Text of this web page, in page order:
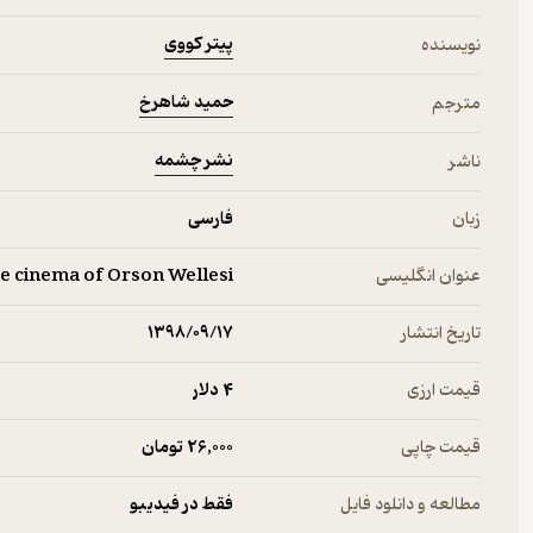
باشد.» پایدارترین جنبه‌ی زندگی حرفه‌یی اُرسن ولز همین
نویسنده پیتر کووی
مترجم حمید شاهرخ
ناشر نشر چشمه
زبان فارسی
عنوان انگلیسی cinema of Orson Wellesi
تاریخ انتشار ۱۳۹۸/۰۹/۱۷
قیمت ارزی 4 دلار
قیمت چاپی 26,000 تومان
مطالعه و دانلود فایل فقط در فیدیبو